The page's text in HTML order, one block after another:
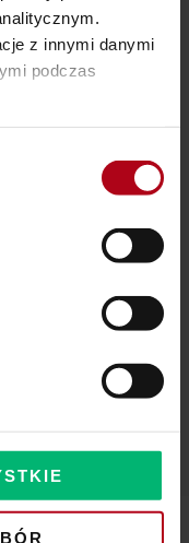
z innymi danymi
podczas